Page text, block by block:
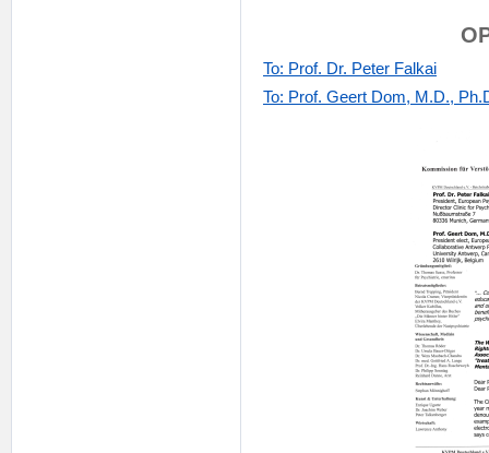
To: Prof. Dr. Peter Falkai
To: Prof. Geert Dom, M.D.,